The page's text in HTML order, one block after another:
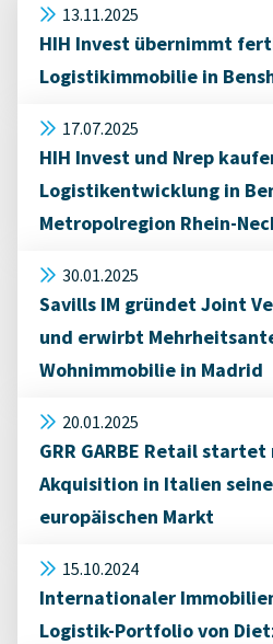
13.11.2025
HIH Invest übernimmt
Logistikimmobilie in
17.07.2025
HIH Invest und Nrep
Logistikentwicklung in
Metropolregion Rhein-
30.01.2025
Savills IM gründet Joint
und erwirbt
Wohnimmobilie in Madrid
20.01.2025
GRR GARBE Retail
Akquisition in Italien
europäischen Markt
15.10.2024
Internationaler
Logistik-Portfolio von